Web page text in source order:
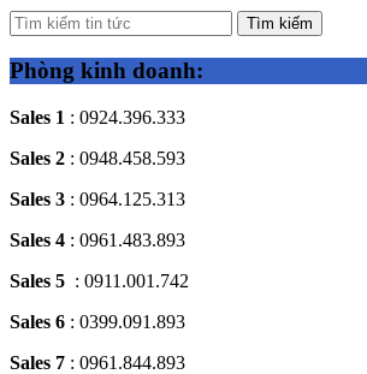
Tìm kiếm
Phòng kinh doanh:
Sales 1 : 0924.396.333
Sales 2 : 0948.458.593
Sales 3 : 0964.125.313
Sales 4 : 0961.483.893
Sales 5 : 0911.001.742
Sales 6 : 0399.091.893
Sales 7 : 0961.844.893